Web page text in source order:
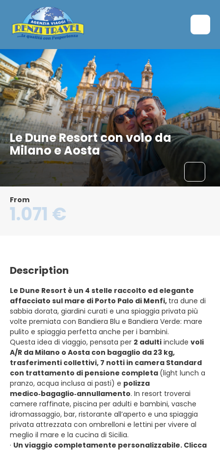
Le Dune Resort con volo da
Milano e Aosta
From
1.071 €
Description
Le Dune Resort è un 4 stelle raccolto ed elegante
affacciato sul mare di Porto Palo di Menfi, tra dune di
sabbia dorata, giardini curati e una spiaggia privata più
volte premiata con Bandiera Blu e Bandiera Verde: mare
pulito e spiaggia perfetta anche per i bambini.
Questa idea di viaggio, pensata per 2 adulti include voli
A/R da Milano o Aosta con bagaglio da 23 kg,
trasferimenti collettivi, 7 notti in camera Standard
con trattamento di pensione completa (light lunch a
pranzo, acqua inclusa ai pasti) e polizza
medico‑bagaglio‑annullamento. In resort troverai
camere raffinate, piscina per adulti e bambini, vasche
idromassaggio, bar, ristorante all’aperto e una spiaggia
privata attrezzata con ombrelloni e lettini per vivere al
meglio il mare e la cucina di Sicilia.
· Un viaggio completamente personalizzabile. Clicca